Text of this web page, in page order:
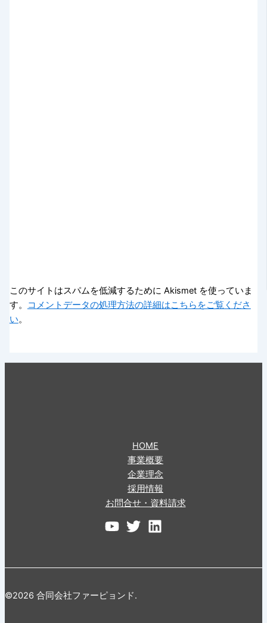
このサイトはスパムを低減するために Akismet を使っていま
す。
コメントデータの処理方法の詳細はこちらをご覧くださ
い。
HOME
事業概要
企業理念
採用情報
お問合せ・資料請求
©2026 合同会社ファーピョンド.